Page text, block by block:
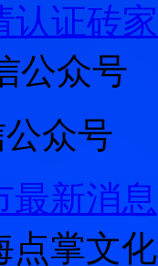
认证砖家
众号
最新消息
点掌文